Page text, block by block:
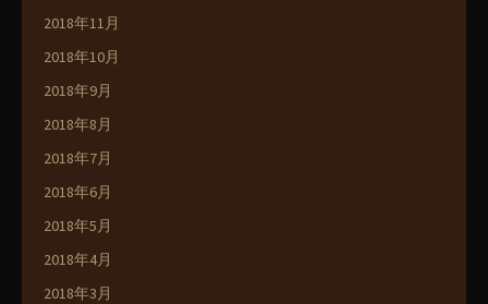
2018年11月
2018年10月
2018年9月
2018年8月
2018年7月
2018年6月
2018年5月
2018年4月
2018年3月